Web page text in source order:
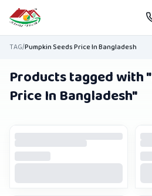
Skip to main content
TAG/Pumpkin Seeds Price In Bangladesh
Products tagged with "
Price In Bangladesh"